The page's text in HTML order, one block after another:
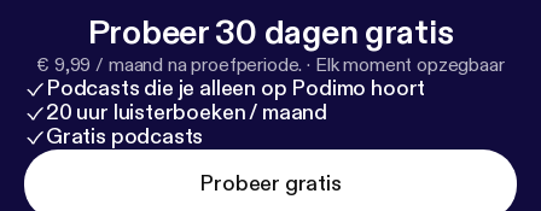
Probeer 30 dagen gratis
€ 9,99 / maand na proefperiode. · Elk moment opzegbaar
Podcasts die je alleen op Podimo hoort
20 uur luisterboeken / maand
Gratis podcasts
Probeer gratis